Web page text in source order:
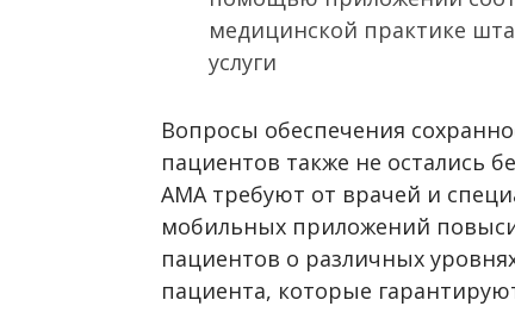
медицинской практике
услуги
Вопросы обеспечения
пациентов также не остались
АМА требуют от врачей и
мобильных приложений
пациентов о различных
пациента, которые